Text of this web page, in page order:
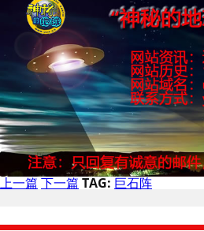
上一篇下一篇TAG:巨石阵